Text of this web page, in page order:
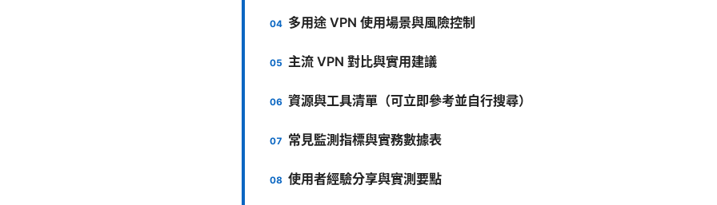
多用途 VPN 使用場景與風險控制
主流 VPN 對比與實用建議
資源與工具清單（可立即參考並自行搜尋）
常見監測指標與實務數據表
使用者經驗分享與實測要點